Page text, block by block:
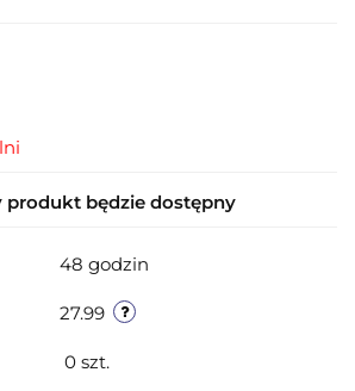
produkt będzie dostępny
48 godzin
27.99
0 szt.